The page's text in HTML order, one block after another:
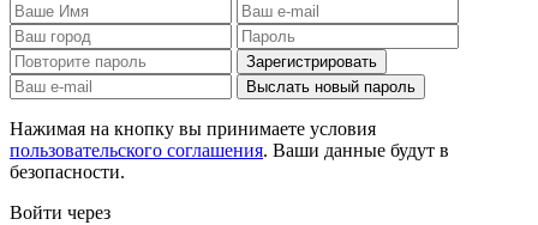
Зарегистрировать
Выслать новый пароль
Нажимая на кнопку вы принимаете условия
пользовательского соглашения. Ваши данные будут в
безопасности.
Войти через